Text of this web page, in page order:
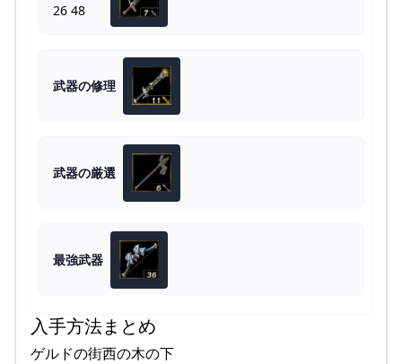
26 48
武器の修理
武器の厳選
最強武器
入手方法まとめ
ゲルドの街西の木の下